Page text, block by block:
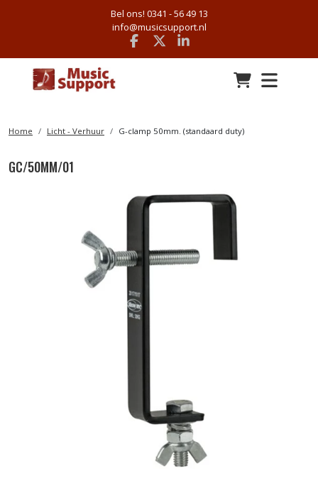
Bel ons! 0341 - 56 49 13
info@musicsupport.nl
Facebook
x linkedin
Home Licht - Verhuur G-clamp 50mm. (standaard duty)
GC/50MM/01